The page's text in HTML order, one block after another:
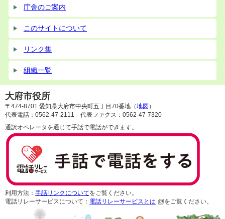
庁舎のご案内
このサイトについて
リンク集
組織一覧
大府市役所
〒474-8701 愛知県大府市中央町五丁目70番地（地図 ）
代表電話：0562-47-2111 代表ファクス：0562-47-7320
通訳オペレータを通じて手話で電話ができます。
利用方法： 手話リンクについてをご覧ください。
電話リレーサービスについて： 電話リレーサービスとは をご覧ください。